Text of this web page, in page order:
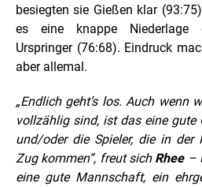
besiegten sie Gießen klar
es eine knappe Niederlage
Urspringer (76:68). Eindruck
aber allemal.
„Endlich geht’s los. Auch wenn
vollzählig sind, ist das eine gute
und/oder die Spieler, die in der
Zug kommen“, freut sich Rhee –
eine gute Mannschaft, ein